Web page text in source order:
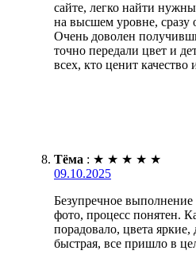
сайте, легко найти
на высшем уровне, сразу
Очень доволен
точно передали цвет и
всех, кто ценит качество
Тёма : ★ ★ ★ ★ ★
09.10.2025
Безупречное выполнение
фото, процесс понятен.
порадовало, цвета яркие,
быстрая, все пришло в